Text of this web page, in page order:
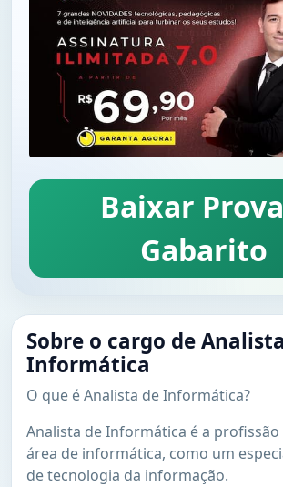
Baixar
Gabarito
Sobre o cargo de
Informática
O que é Analista de Informática?
Analista de Informática é a profissão
área de informática, como um
de tecnologia da informação.